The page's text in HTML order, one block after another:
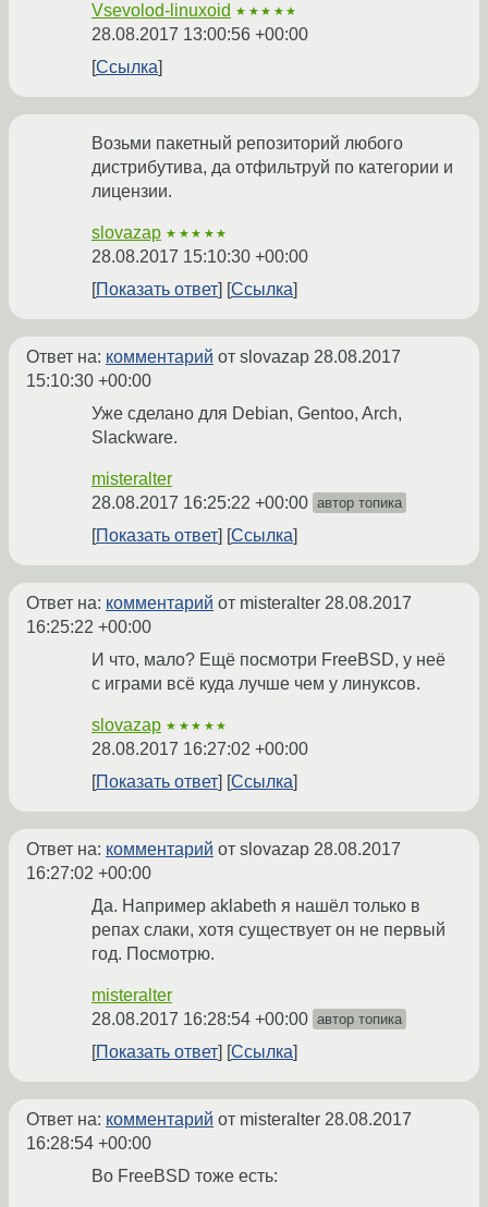
Vsevolod-linuxoid ★★★★★
28.08.2017 13:00:56 +00:00
Ссылка
Возьми пакетный репозиторий любого
дистрибутива, да отфильтруй по категории и
лицензии.
slovazap ★★★★★
28.08.2017 15:10:30 +00:00
Показать ответ
Ссылка
Ответ на: комментарий от slovazap 28.08.2017
15:10:30 +00:00
Уже сделано для Debian, Gentoo, Arch,
Slackware.
misteralter
28.08.2017 16:25:22 +00:00 автор топика
Показать ответ Ссылка
Ответ на: комментарий от misteralter 28.08.2017
16:25:22 +00:00
И что, мало? Ещё посмотри FreeBSD, у неё
с играми всё куда лучше чем у линуксов.
slovazap ★★★★★
28.08.2017 16:27:02 +00:00
Показать ответ
Ссылка
Ответ на: комментарий от slovazap 28.08.2017
16:27:02 +00:00
Да. Например aklabeth я нашёл только в
репах слаки, хотя существует он не первый
год. Посмотрю.
misteralter
28.08.2017 16:28:54 +00:00 автор топика
Показать ответ Ссылка
Ответ на: комментарий от misteralter 28.08.2017
16:28:54 +00:00
Во FreeBSD тоже есть: